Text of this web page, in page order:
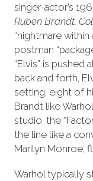
singer-actor’s
Ruben Brandt,
“nightmare within
postman
“Elvis” is pushed
back and forth,
setting, eight of
Brandt like
studio, the
the line like a
Marilyn Monroe,
Warhol typically